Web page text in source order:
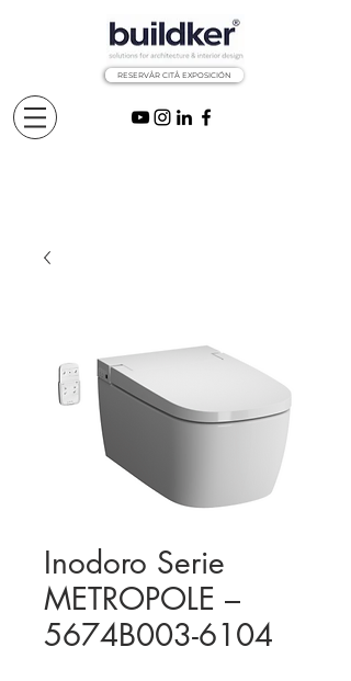
RESERVÅR CITÅ EXPOSICIÓN
Inodoro Serie
METROPOLE –
5674B003-6104